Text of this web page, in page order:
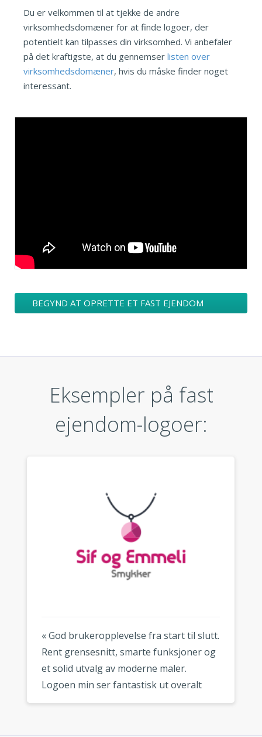
Du er velkommen til at tjekke de andre
virksomhedsdomæner for at finde logoer, der
potentielt kan tilpasses din virksomhed. Vi anbefaler
på det kraftigste, at du gennemser listen over
virksomhedsdomæner, hvis du måske finder noget
interessant.
BEGYND AT OPRETTE ET FAST EJENDOM
Eksempler på fast
ejendom-logoer:
« God brukeropplevelse fra start til slutt.
Rent grensesnitt, smarte funksjoner og
et solid utvalg av moderne maler.
Logoen min ser fantastisk ut overalt
hvor jeg bruker den. »